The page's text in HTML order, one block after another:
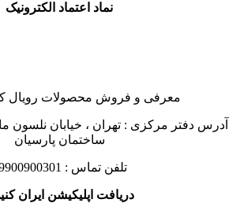
نماد اعتماد الکترونیک
معرفی و فروش محصولات رویال
آدرس دفتر مرکزی : تهران ، خیابان نلسون
ساختمان پارسیان
تلفن تماس : 09900900301
دریافت اپلیکیشن ایران